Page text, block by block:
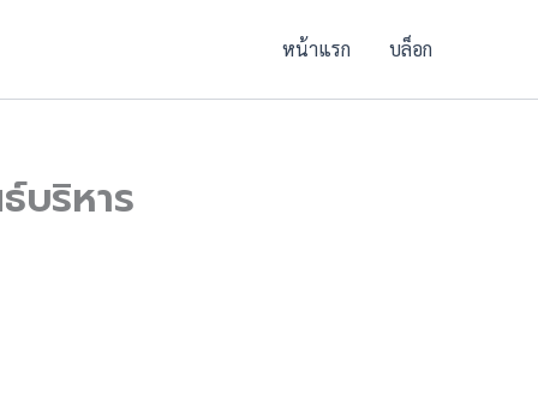
หน้าแรก บล็อก
บริหาร